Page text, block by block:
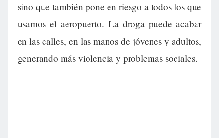
sino que también pone en riesgo a todos los que
usamos el aeropuerto. La droga puede acabar
en las calles, en las manos de jóvenes y adultos,
generando más violencia y problemas sociales.